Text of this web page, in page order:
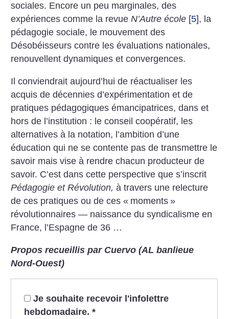
sociales. Encore un peu marginales, des
expériences comme la revueN’Autre école [5], la
pédagogie sociale, le mouvement des
Désobéisseurs contre les évaluations nationales,
renouvellent dynamiques et convergences.
Il conviendrait aujourd’hui de réactualiser les
acquis de décennies d’expérimentation et de
pratiques pédagogiques émancipatrices, dans et
hors de l’institution : le conseil coopératif, les
alternatives à la notation, l’ambition d’une
éducation qui ne se contente pas de transmettre le
savoir mais vise à rendre chacun producteur de
savoir. C’est dans cette perspective que s’inscrit
Pédagogie et Révolution, à travers une relecture
de ces pratiques ou de ces « moments »
révolutionnaires — naissance du syndicalisme en
France, l’Espagne de 36 …
Propos recueillis par Cuervo (AL banlieue
Nord-Ouest)
Je souhaite recevoir l'infolettre
hebdomadaire. *